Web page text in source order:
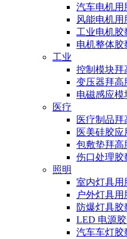
汽车电机用
风能电机用
工业电机胶
电机整体胶
工业
控制模块拜
变压器拜高
电磁感应模
医疗
医疗制品拜
医美硅胶应
包敷垫拜高
伤口处理胶
照明
室内灯具用
户外灯具
防爆灯具
LED 电源
汽车车灯胶